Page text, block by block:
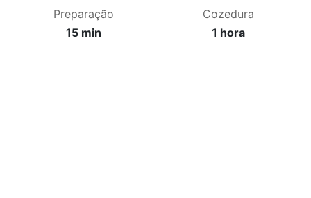
Preparação
15 min
Cozedura
1 hora